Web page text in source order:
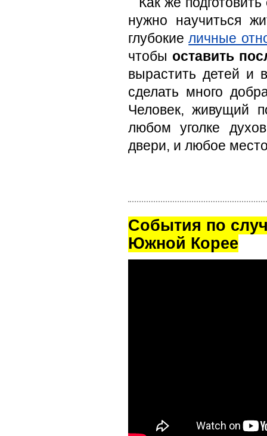
нужно научиться
глубокиеличные
чтобы оставить
вырастить детей и
сделать много
Человек, живущий
любом уголке
двери, и любое
Cобытия по
Южной Корее